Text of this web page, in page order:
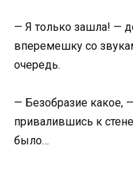
— Я только зашла! —
вперемешку со
очередь.
— Безобразие какое,
привалившись к
было…